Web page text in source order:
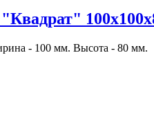
- 100 мм. Высота - 80 мм.